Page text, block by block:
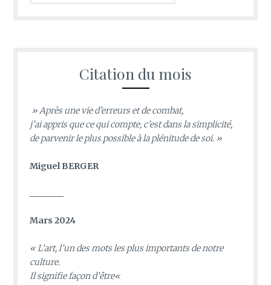
Citation du mois
» Après une vie d’erreurs et de combat,
j’ai appris que ce qui compte, c’est dans la simplicité,
de parvenir le plus possible à la plénitude de soi. »
Miguel BERGER
Mars 2024
«L’art, l’un des mots les plus importants de notre
culture.
Il signifie façon d’être«